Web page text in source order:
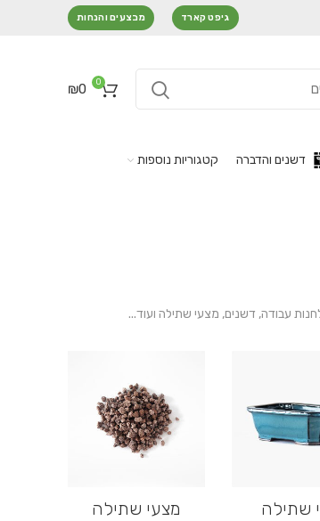
גיפט קארד מבצעים והנחות
0
₪0
דשנים והדברה קטגוריות נוספות
עבודה, דשנים, מצעי שתילה ועוד...
שתילה
מצעי שתילה